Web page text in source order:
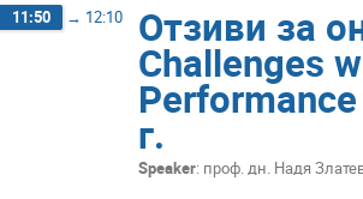
11:50 → 12:10 Отзиви за
Challenges
г.
Speaker: проф. дн. Надя